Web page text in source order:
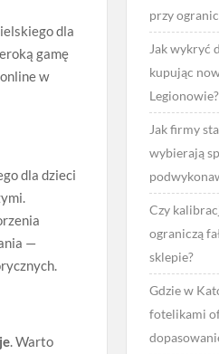
dla
gamę
w
dla dzieci
—
. Warto
przy
Jak wykryć
kupując
Legionowie?
Jak firmy
wybierają
Czy
ograniczą
sklepie?
Gdzie w
fotelikami